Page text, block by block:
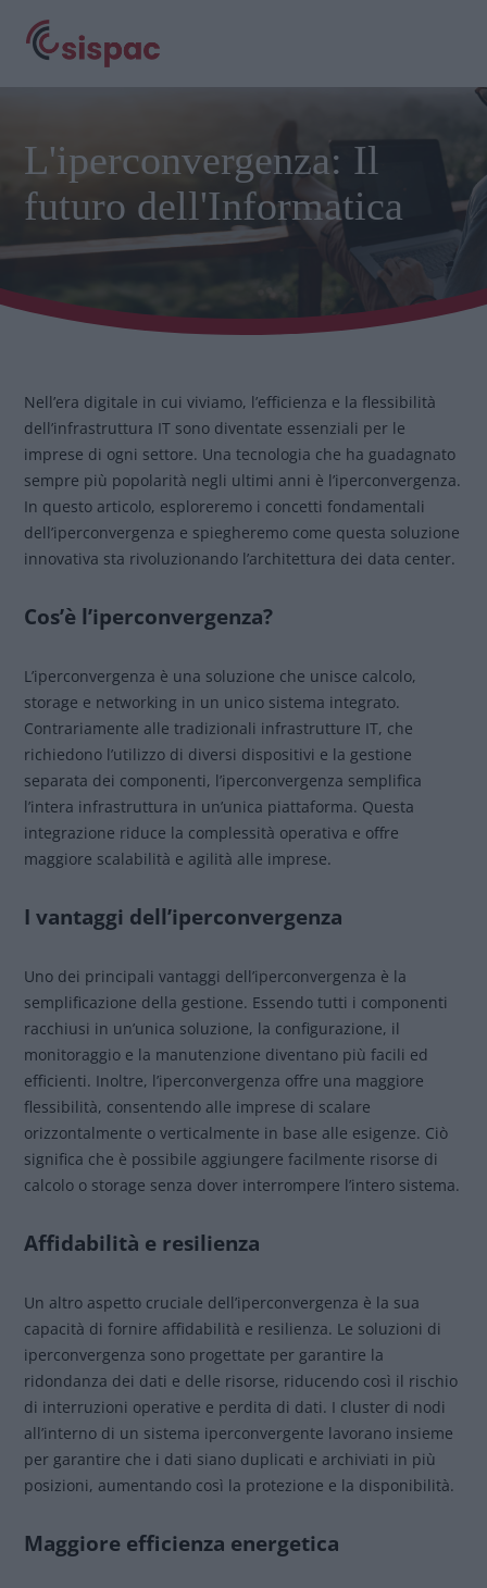
L'iperconvergenza: Il
futuro dell'Informatica
Nell’era digitale in cui viviamo, l’efficienza e la flessibilità
dell’infrastruttura IT sono diventate essenziali per le
imprese di ogni settore. Una tecnologia che ha guadagnato
sempre più popolarità negli ultimi anni è l’iperconvergenza.
In questo articolo, esploreremo i concetti fondamentali
dell’iperconvergenza e spiegheremo come questa soluzione
innovativa sta rivoluzionando l’architettura dei data center.
Cos’è l’iperconvergenza?
L’iperconvergenza è una soluzione che unisce calcolo,
storage e networking in un unico sistema integrato.
Contrariamente alle tradizionali infrastrutture IT, che
richiedono l’utilizzo di diversi dispositivi e la gestione
separata dei componenti, l’iperconvergenza semplifica
l’intera infrastruttura in un’unica piattaforma. Questa
integrazione riduce la complessità operativa e offre
maggiore scalabilità e agilità alle imprese.
I vantaggi dell’iperconvergenza
Uno dei principali vantaggi dell’iperconvergenza è la
semplificazione della gestione. Essendo tutti i componenti
racchiusi in un’unica soluzione, la configurazione, il
monitoraggio e la manutenzione diventano più facili ed
efficienti. Inoltre, l’iperconvergenza offre una maggiore
flessibilità, consentendo alle imprese di scalare
orizzontalmente o verticalmente in base alle esigenze. Ciò
significa che è possibile aggiungere facilmente risorse di
calcolo o storage senza dover interrompere l’intero sistema.
Affidabilità e resilienza
Un altro aspetto cruciale dell’iperconvergenza è la sua
capacità di fornire affidabilità e resilienza. Le soluzioni di
iperconvergenza sono progettate per garantire la
ridondanza dei dati e delle risorse, riducendo così il rischio
di interruzioni operative e perdita di dati. I cluster di nodi
all’interno di un sistema iperconvergente lavorano insieme
per garantire che i dati siano duplicati e archiviati in più
posizioni, aumentando così la protezione e la disponibilità.
Maggiore efficienza energetica